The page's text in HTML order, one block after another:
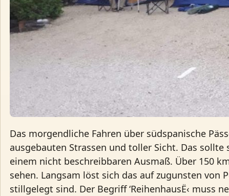
Das morgendliche Fahren über südspanische
ausgebauten Strassen und toller Sicht. Das
einem nicht beschreibbaren Ausmaß. Über 150
sehen. Langsam löst sich das auf zugunsten von
stillgelegt sind. Der Begriff ‘ReihenhausË‹ muss